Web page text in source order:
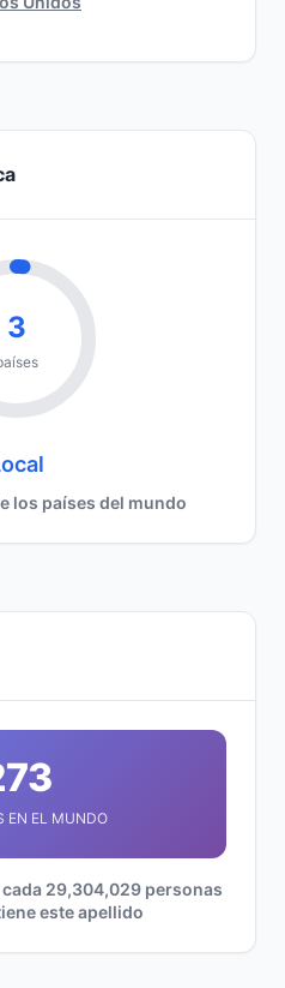
3
los países del mundo
EN EL MUNDO
29,304,029 personas
este apellido